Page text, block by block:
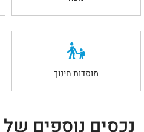
מוסדות חינוך